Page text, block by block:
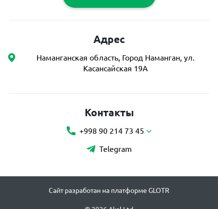
Адрес
Наманганская область, Город Наманган, ул.
Касансайская 19А
Контакты
+998 90 214 73 45
Telegram
Сайт разработан на платформе GLOTR